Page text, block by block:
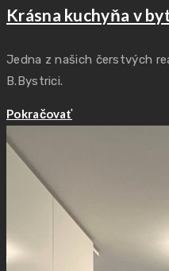
Krásna kuchyňa v
Jedna z našich čerstvých
B.Bystrici.
Pokračovať